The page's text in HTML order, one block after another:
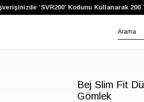
‘SVR200’ Kodunu Kullanarak 200
Bej Slim Fit
Gömlek